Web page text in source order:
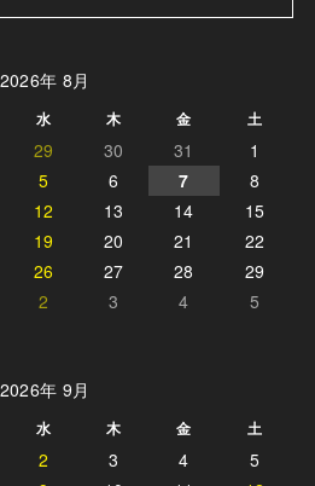
2026年 8月
水 木 金 土
29 30 31
1
5 6 7
8
12 13 14
15
19 20 21
22
26 27 28
29
2 3 4 5
2026年 9月
水 木 金 土
2 3 4
5